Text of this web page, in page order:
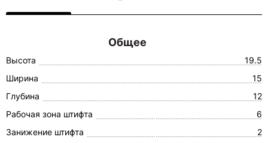
Общее
Высота
19.5
Ширина
15
Глубина
12
Рабочая зона штифта
6
Занижение штифта
2